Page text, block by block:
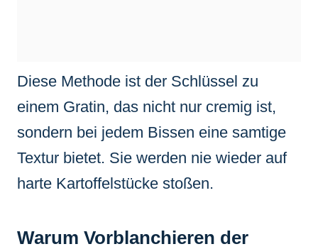
Diese Methode ist der Schlüssel zu
einem Gratin, das nicht nur cremig ist,
sondern bei jedem Bissen eine samtige
Textur bietet. Sie werden nie wieder auf
harte Kartoffelstücke stoßen.
Warum Vorblanchieren der